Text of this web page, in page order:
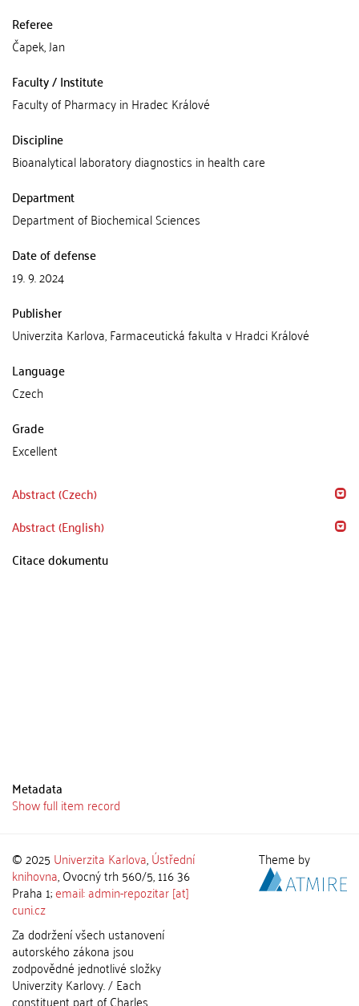
Referee
Čapek, Jan
Faculty / Institute
Faculty of Pharmacy in Hradec Králové
Discipline
Bioanalytical laboratory diagnostics in health care
Department
Department of Biochemical Sciences
Date of defense
19. 9. 2024
Publisher
Univerzita Karlova, Farmaceutická fakulta v Hradci Králové
Language
Czech
Grade
Excellent
Abstract (Czech)
Abstract (English)
Citace dokumentu
Metadata
Show full item record
© 2025 Univerzita Karlova,Ústřední
knihovna, Ovocný trh 560/5, 116 36
Praha 1;email: admin-repozitar [at]
cuni.cz
Za dodržení všech ustanovení
autorského zákona jsou
zodpovědné jednotlivé složky
Univerzity Karlovy. / Each
constituent part of Charles
Theme by